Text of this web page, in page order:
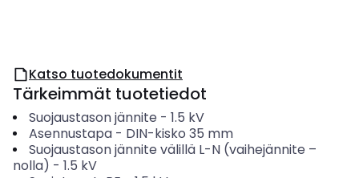
Katso tuotedokumentit
Tärkeimmät tuotetiedot
Suojaustason jännite - 1.5 kV
Asennustapa- DIN-kisko 35 mm
Suojaustason jännite välillä L-N (vaihejännite –
nolla) - 1.5 kV